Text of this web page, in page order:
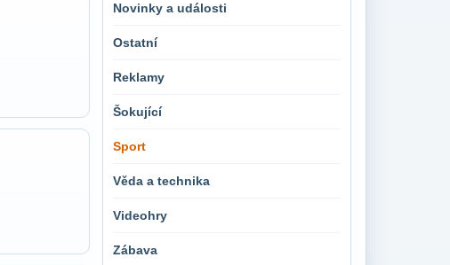
Novinky a události
Ostatní
Reklamy
Šokující
Sport
Věda a technika
Videohry
Zábava